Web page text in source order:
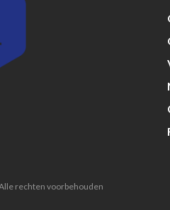
rechten voorbehouden